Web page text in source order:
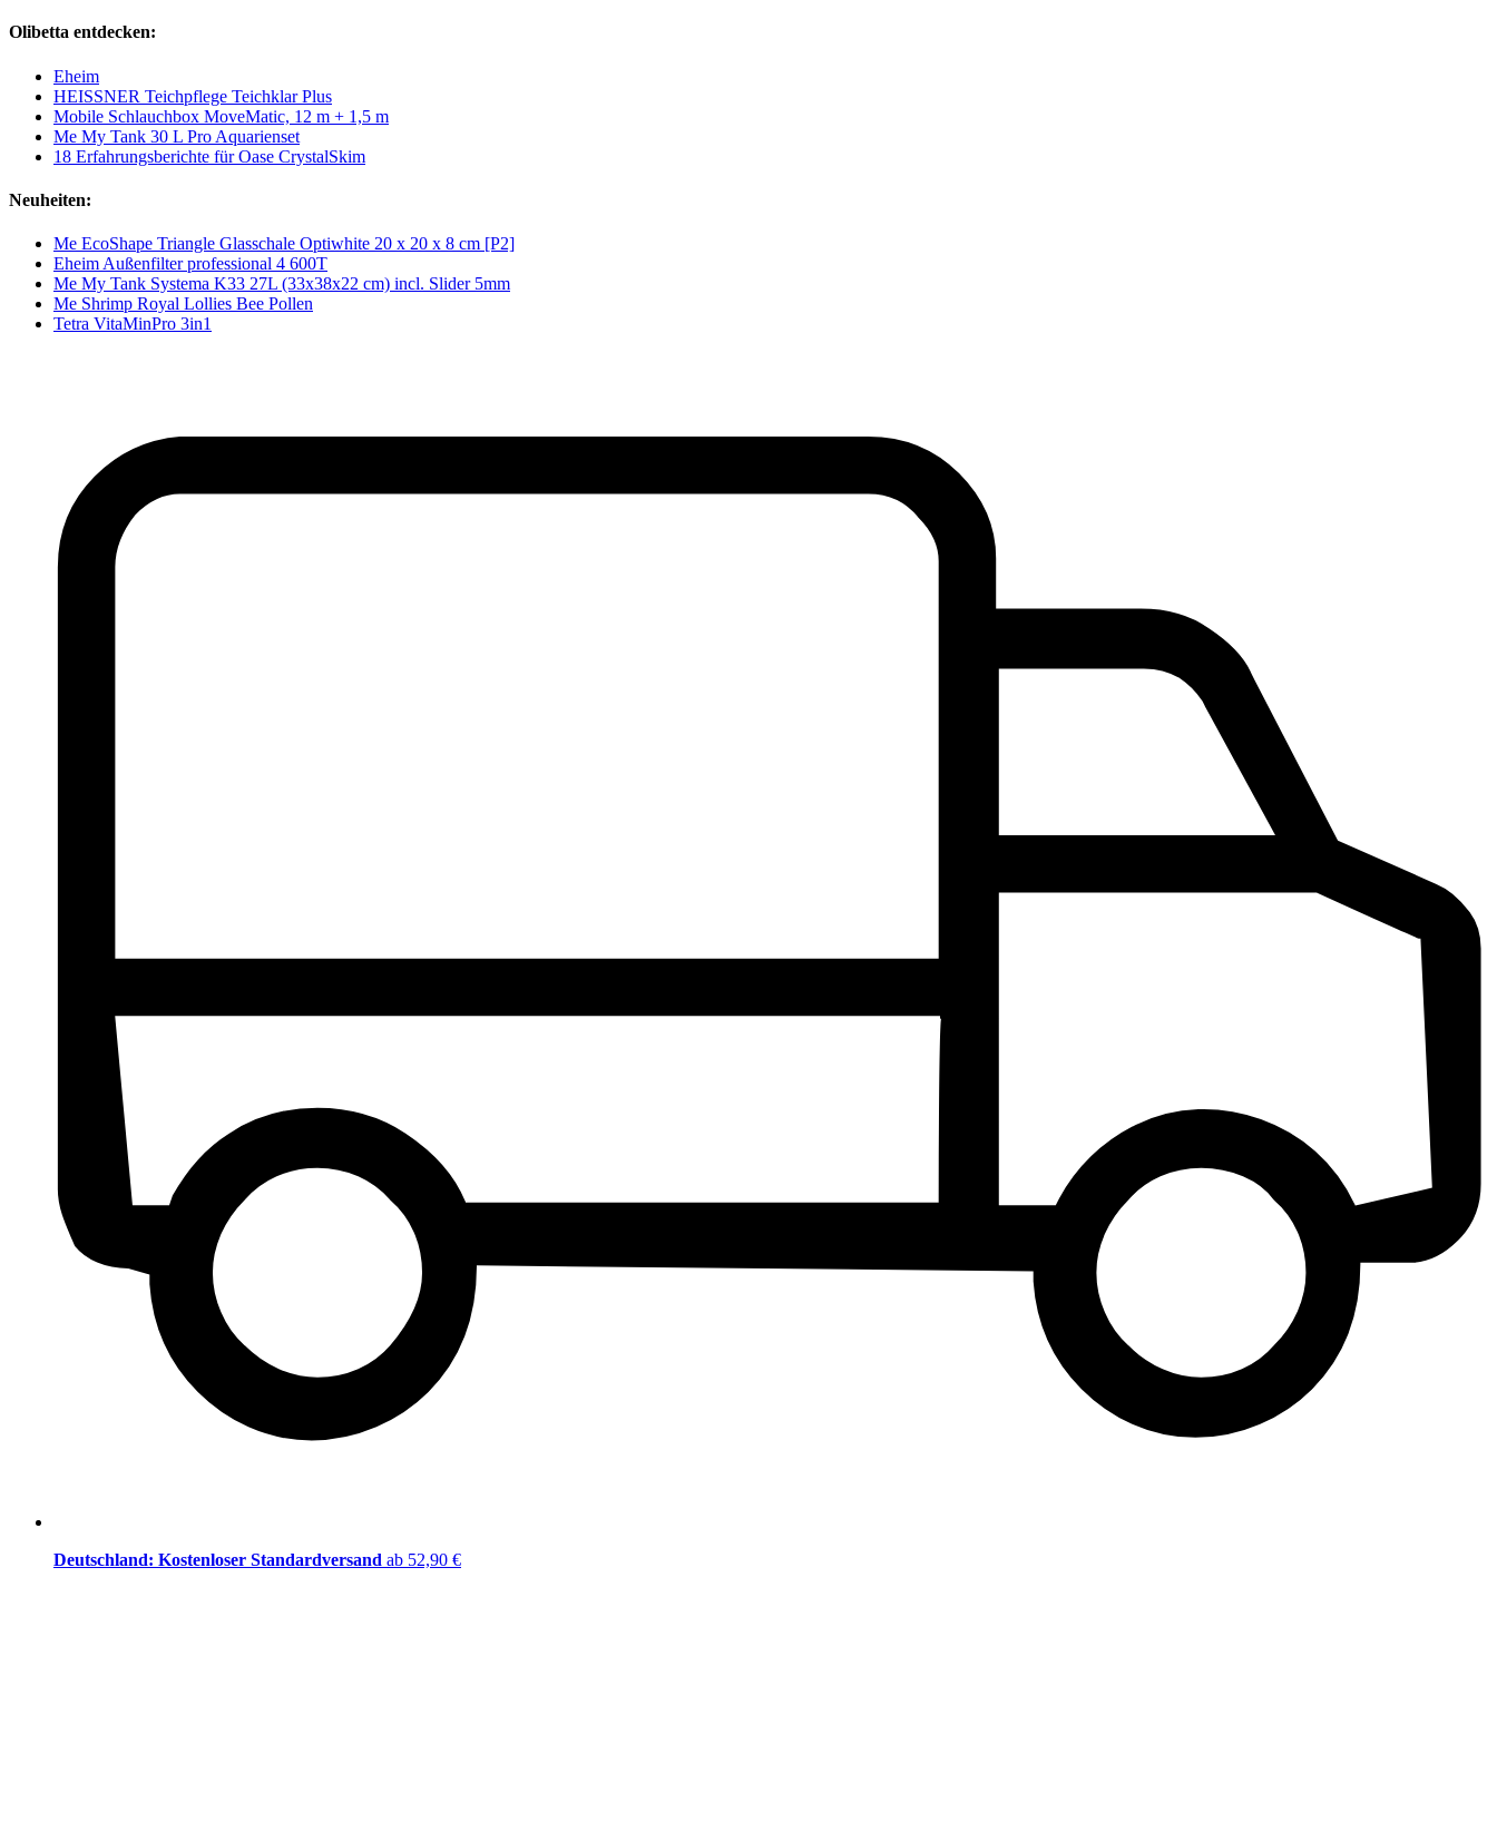
Olibetta entdecken:
Eheim
HEISSNER Teichpflege Teichklar Plus
Mobile Schlauchbox MoveMatic, 12 m + 1,5 m
Me My Tank 30 L Pro Aquarienset
18 Erfahrungsberichte für Oase CrystalSkim
Neuheiten:
Me EcoShape Triangle Glasschale Optiwhite 20 x 20 x 8 cm [P2]
Eheim Außenfilter professional 4 600T
Me My Tank Systema K33 27L (33x38x22 cm) incl. Slider 5mm
Me Shrimp Royal Lollies Bee Pollen
Tetra VitaMinPro 3in1
Deutschland: Kostenloser Standardversand ab 52,90 €